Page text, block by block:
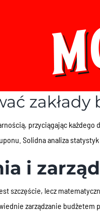
zakłady
przyciągając
Solidna analiza
i
szczęście, lecz
zarządzanie budżetem